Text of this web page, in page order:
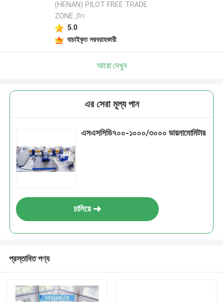
(HENAN) PILOT FREE TRADE
ZONE ,চীন
5.0
যাচাইকৃত সরবরাহকারী
আরো দেখুন
এর সেরা মূল্য পান
এসএসসিডি৭০০-১০০০/৩০০০ ডায়নামোমিটার
চালিয়ে
প্রস্তাবিত পণ্য